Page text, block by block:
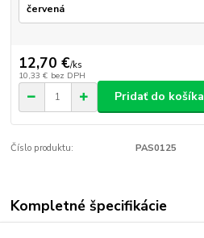
12,70 €/ks
10,33 € bez DPH
Pridať do košíka
Číslo produktu: PAS0125
Kompletné špecifikácie